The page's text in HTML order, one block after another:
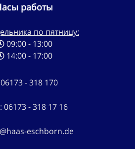
работы
по пятницу:
09:00 - 13:00
14:00 - 17:00
06173 - 318 170
06173 - 318 17 16
eschborn.de